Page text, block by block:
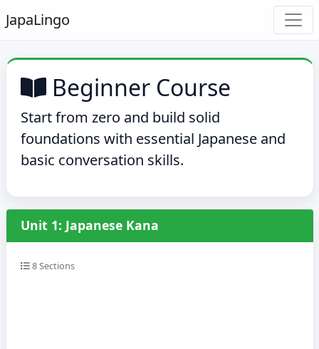
JapaLingo
Beginner Course
Start from zero and build solid
foundations with essential Japanese and
basic conversation skills.
Unit 1: Japanese Kana
8 Sections